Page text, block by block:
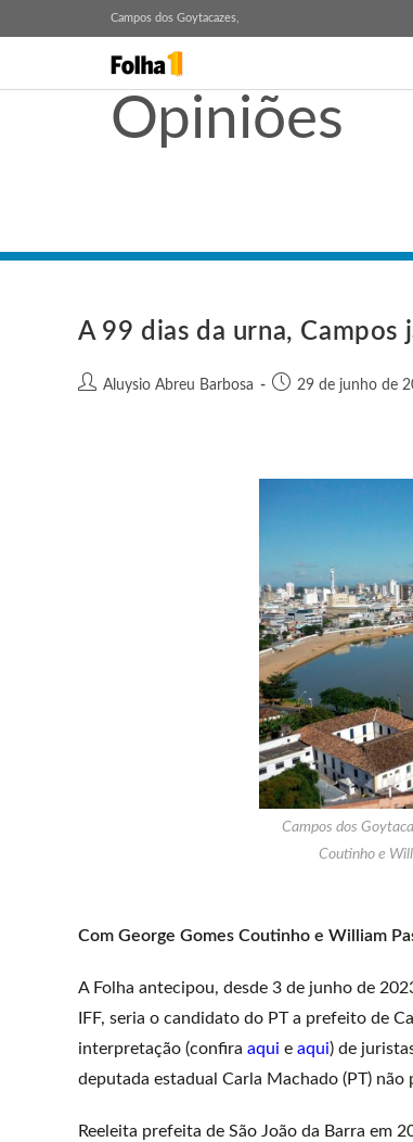
Campos dos Goytacazes,
Opiniões
A 99 dias da urna,
Aluysio Abreu Barbosa 29 de junho de
Campos dos
Coutinho e
Com George Gomes Coutinho e William
A Folha antecipou, desde 3 de junho de
IFF, seria o candidato do PT a prefeito de
interpretação (confira aqui e aqui) de
deputada estadual Carla Machado (PT)
Reeleita prefeita de São João da Barra em